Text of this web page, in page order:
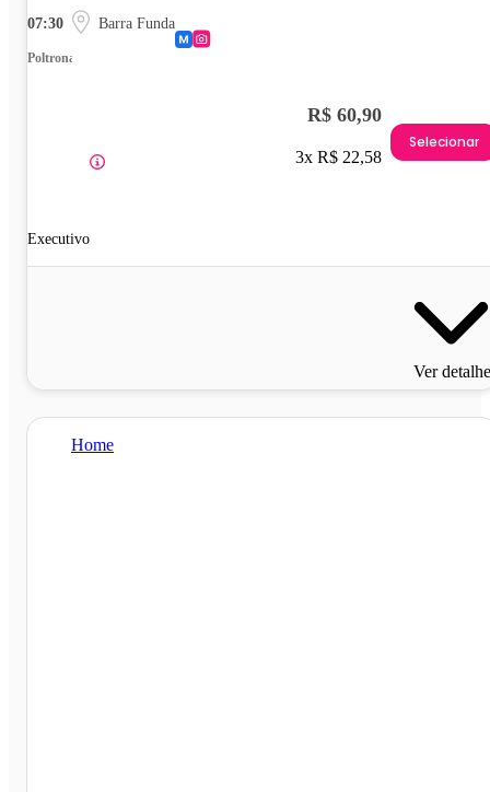
07:30 Barra Funda
Poltrona
Executivo
R$ 60,90
3x R$ 22,58
Selecionar
Ver
Home